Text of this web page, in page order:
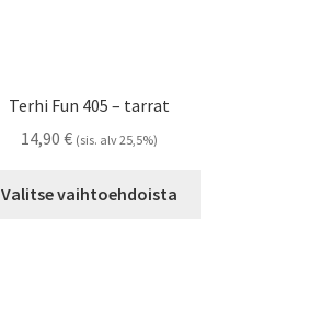
Terhi Fun 405 – tarrat
14,90 € (sis. alv 25,5%)
Valitse vaihtoehdoista